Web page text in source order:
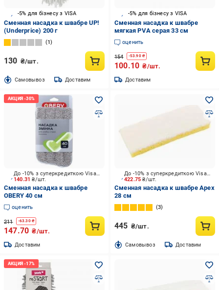
-5% для бізнесу з VISA
Сменная насадка к швабре UP!
(Underprice) 200 г
1
130 ₴/шт.
Cамовывоз Доставим
-5% для бізнесу з VISA
Сменная насадка к швабре
мягкая PVA серая 33 см
оценить
154 -53.90₴
100.10 ₴/шт.
Доставим
140.31₴/шт.
До -10% з суперкредиткою Visa Вигода
Сменная насадка к швабре
OBERY 40 см
оценить
211 -63.30₴
147.70 ₴/шт.
Доставим
422.75₴/шт.
До -10% з суперкредиткою Visa Вигода
Сменная насадка к швабре Apex
28 см
3
445 ₴/шт.
Cамовывоз Доставим